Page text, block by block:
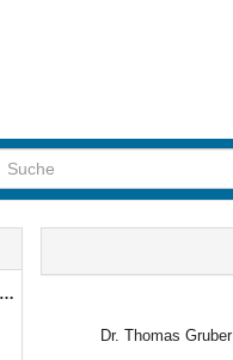
Dr. Thomas Gruber